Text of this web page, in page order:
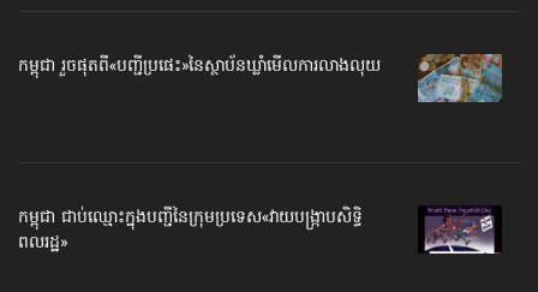
កម្ពុជា រួចផុតពី«បញ្ជីប្រផេះ»​នៃស្ថាប័ន​ឃ្លាំមើល​ការលាងលុយ
កម្ពុជា ជាប់ឈ្មោះ​​ក្នុងបញ្ជី​​នៃក្រុមប្រទេស​«វាយបង្ក្រាប​សិទ្ធិ
ពលរដ្ឋ»